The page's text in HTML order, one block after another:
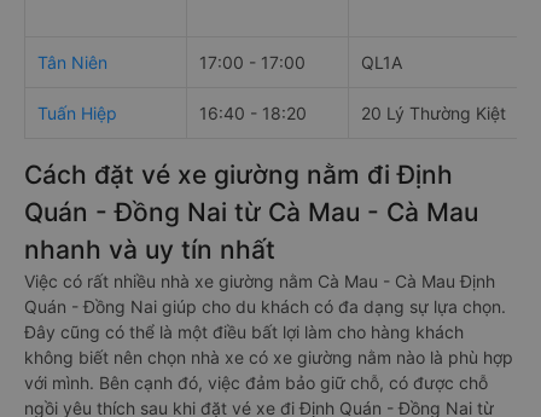
Tân Niên 17:00 - 17:00 QL1A
Tuấn Hiệp 16:40 - 18:20 20 Lý Thường Kiệt
Cách đặt vé xe giường nằm đi Định
Quán - Đồng Nai từ Cà Mau - Cà Mau
nhanh và uy tín nhất
Việc có rất nhiều nhà xe giường nằm Cà Mau - Cà Mau Định
Quán - Đồng Nai giúp cho du khách có đa dạng sự lựa chọn.
Đây cũng có thể là một điều bất lợi làm cho hàng khách
không biết nên chọn nhà xe có xe giường nằm nào là phù hợp
với mình. Bên cạnh đó, việc đảm bảo giữ chỗ, có được chỗ
ngồi yêu thích sau khi đặt vé xe đi Định Quán - Đồng Nai từ